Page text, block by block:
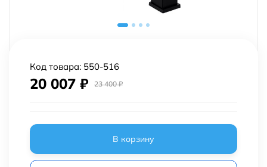
Код товара: 550-516
20 007 ₽ 23 400₽
В корзину